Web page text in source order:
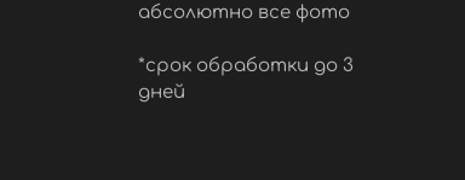
абсолютно все фото
*срок обработки до 3
дней